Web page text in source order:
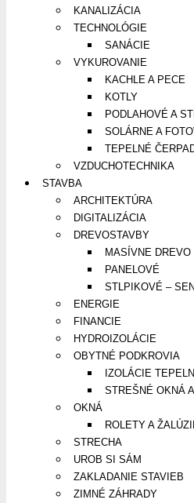
KANALIZÁCIA
TECHNOLÓGIE
SANÁCIE
VYKUROVANIE
KACHLE A PECE
KOTLY
PODLAHOVÉ A
SOLÁRNE A
TEPELNÉ
VZDUCHOTECHNIKA
STAVBA
ARCHITEKTÚRA
DIGITALIZÁCIA
DREVOSTAVBY
MASÍVNE DREVO
PANELOVÉ
STLPIKOVÉ –
ENERGIE
FINANCIE
HYDROIZOLÁCIE
OBYTNÉ PODKROVIA
IZOLÁCIE
STREŠNÉ OKNÁ
OKNÁ
ROLETY A
STRECHA
UROB SI SÁM
ZAKLADANIE STAVIEB
ZIMNÉ ZÁHRADY